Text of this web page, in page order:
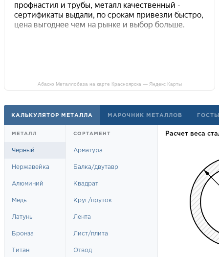
Абаско Металлобаза на карте Красноярска — Яндекс Карты